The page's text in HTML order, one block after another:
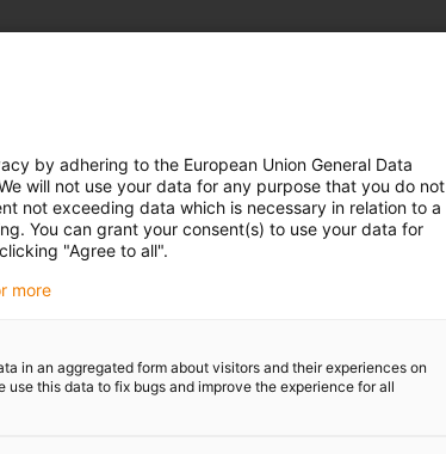
Contactar um especialista
by adhering to the European Union General Data
will not use your data for any purpose that you do not
not exceeding data which is necessary in relation to a
You can grant your consent(s) to use your data for
"Agree to all".
more
in an aggregated form about visitors and their experiences on
use this data to fix bugs and improve the experience for all